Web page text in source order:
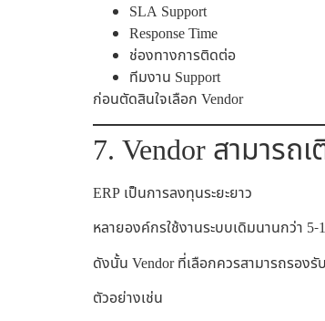
SLA Support
Response Time
ช่องทางการติดต่อ
ทีมงาน Support
ก่อนตัดสินใจเลือก Vendor
7. Vendor สามาร
ERP เป็นการลงทุนระยะยาว
หลายองค์กรใช้งานระบบเดิมนานกว่า 5-
ดังนั้น Vendor ที่เลือกควรสามารถรอง
ตัวอย่างเช่น